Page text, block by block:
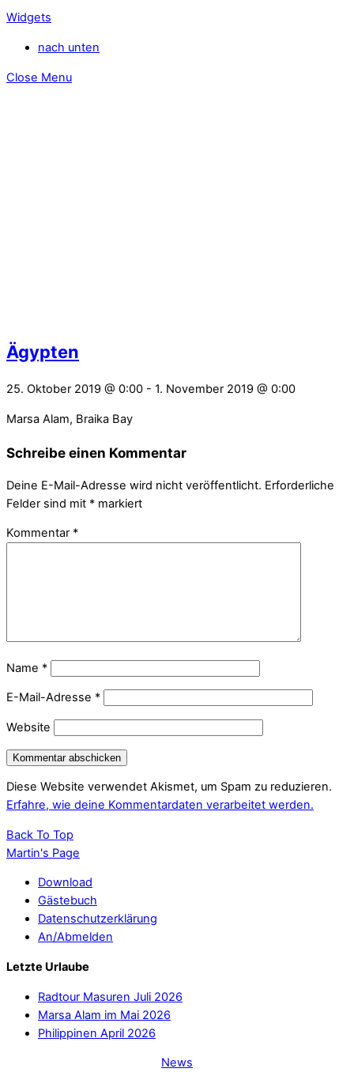
Widgets
nach unten
Close Menu
Ägypten
25. Oktober 2019 @ 0:00 - 1. November 2019 @ 0:00
Marsa Alam, Braika Bay
Schreibe einen Kommentar
Deine E-Mail-Adresse wird nicht veröffentlicht. Erforderliche
Felder sind mit * markiert
Kommentar *
Name *
E-Mail-Adresse *
Website
Diese Website verwendet Akismet, um Spam zu reduzieren.
Erfahre, wie deine Kommentardaten verarbeitet werden.
Back To Top
Martin's Page
Download
Gästebuch
Datenschutzerklärung
An/Abmelden
Letzte Urlaube
Radtour Masuren Juli 2026
Marsa Alam im Mai 2026
Philippinen April 2026
News